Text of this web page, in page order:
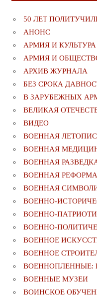
50 ЛЕТ
АНОНС
АРМИЯ И КУЛЬТУРА
АРМИЯ И
АРХИВ ЖУРНАЛА
БЕЗ СРОКА
В ЗАРУБЕЖНЫХ
ВЕЛИКАЯ
ВИДЕО
ВОЕННАЯ
ВОЕННАЯ
ВОЕННАЯ
ВОЕННАЯ РЕФОРМА
ВОЕННАЯ
ВОЕННО-
ВОЕННО-
ВОЕННО-
ВОЕННОЕ
ВОЕННОЕ
ВОЕННОПЛЕННЫЕ:
ВОЕННЫЕ МУЗЕИ
ВОИНСКОЕ